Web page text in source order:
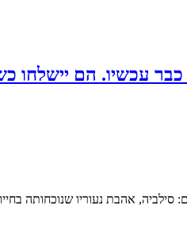
סילביה, אהבת נעוריו שנוכחותה